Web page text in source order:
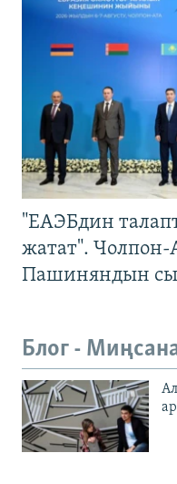
"ЕАЭБдин
жатат". Чолпон-
Пашиняндын
Блог -